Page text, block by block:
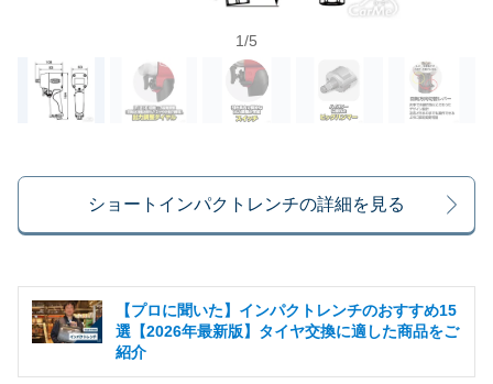
1/5
ショートインパクトレンチの詳細を見る
【プロに聞いた】インパクトレンチのおすすめ15
選【2026年最新版】タイヤ交換に適した商品をご
紹介